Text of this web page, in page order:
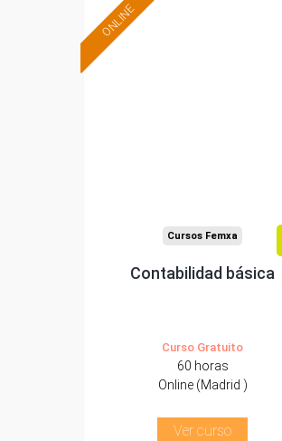
ONLINE
Cursos Femxa
Contabilidad básica
Curso Gratuito
60 horas
Online (Madrid )
Ver curso